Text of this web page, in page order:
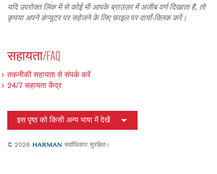
यदि उपरोक्त लिंक में से कोई भी आपके ब्राउज़र में अजीब वर्ण दिखाता है, तो
कृपया अपने कंप्यूटर पर सहेजने के लिए फ़ाइल पर दायाँ-क्लिक करें।
सहायता/FAQ
तकनीकी सहायता से संपर्क करें
24/7 सहायता केंद्र
इस पृष्ठ को किसी अन्य भाषा में देखें
© 2026 सर्वाधिकार सुरक्षित।